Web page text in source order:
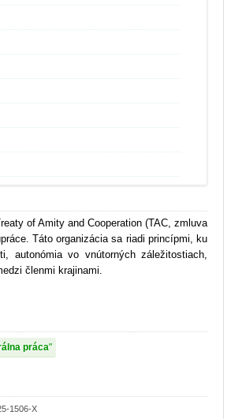
of Amity and Cooperation (TAC, zmluva
Táto organizácia sa riadi princípmi, ku
autonómia vo vnútorných záležitostiach,
členmi krajinami.
práca
1506-X